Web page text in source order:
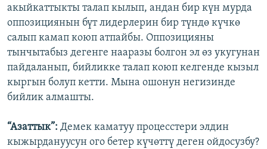
акыйкаттыкты талап кылып, андан бир күн мурда
оппозициянын бүт лидерлерин бир түндө күчкө
салып камап коюп атпайбы. Оппозицияны
тынчытабыз дегенге нааразы болгон эл өз укугунан
пайдаланып, бийликке талап коюп келгенде кызыл
кыргын болуп кетти. Мына ошонун негизинде
бийлик алмашты.
“Азаттык”: Демек каматуу процесстери элдин
кыжырдануусун ого бетер күчөттү деген ойдосузбу?